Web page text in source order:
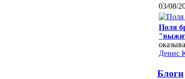
03/08/
Поля
Денис
Блоги